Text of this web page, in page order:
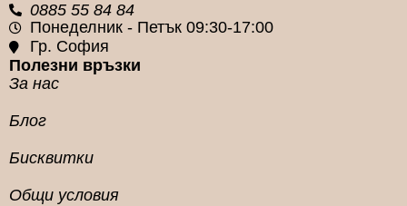
0885 55 84 84
Понеделник - Петък 09:30-17:00
Гр. София
Полезни връзки
За нас
Блог
Бисквитки
Общи условия